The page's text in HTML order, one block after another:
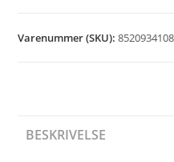
Varenummer (SKU):
BESKRIVELSE